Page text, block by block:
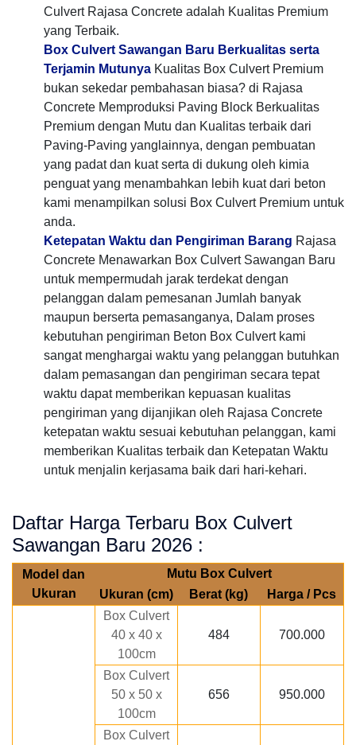
Culvert Rajasa Concrete adalah Kualitas Premium
yang Terbaik.
Box Culvert Sawangan Baru Berkualitas serta
Terjamin Mutunya Kualitas Box Culvert Premium
bukan sekedar pembahasan biasa? di Rajasa
Concrete Memproduksi Paving Block Berkualitas
Premium dengan Mutu dan Kualitas terbaik dari
Paving-Paving yanglainnya, dengan pembuatan
yang padat dan kuat serta di dukung oleh kimia
penguat yang menambahkan lebih kuat dari beton
kami menampilkan solusi Box Culvert Premium untuk
anda.
Ketepatan Waktu dan Pengiriman Barang Rajasa
Concrete Menawarkan Box Culvert Sawangan Baru
untuk mempermudah jarak terdekat dengan
pelanggan dalam pemesanan Jumlah banyak
maupun berserta pemasanganya, Dalam proses
kebutuhan pengiriman Beton Box Culvert kami
sangat menghargai waktu yang pelanggan butuhkan
dalam pemasangan dan pengiriman secara tepat
waktu dapat memberikan kepuasan kualitas
pengiriman yang dijanjikan oleh Rajasa Concrete
ketepatan waktu sesuai kebutuhan pelanggan, kami
memberikan Kualitas terbaik dan Ketepatan Waktu
untuk menjalin kerjasama baik dari hari-kehari.
Daftar Harga Terbaru Box Culvert
Sawangan Baru 2026 :
Model dan
Ukuran
Mutu Box Culvert
Ukuran (cm)
Berat (kg)
Harga / Pcs
Box Culvert
40 x 40 x
100cm
484 700.000
Box Culvert
50 x 50 x
100cm
656 950.000
Box Culvert